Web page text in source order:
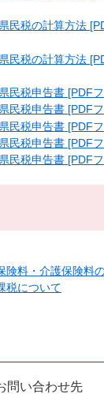
税の計算方法
税の計算方法
税申告書 [PDFフ
税申告書 [PDFフ
税申告書 [PDFフ
税申告書 [PDFフ
税申告書 [PDFフ
険料・介護保険料
税について
問い合わせ先